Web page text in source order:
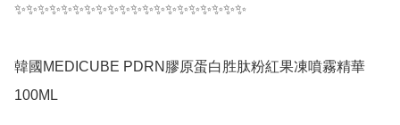
✨✨✨✨✨✨✨✨✨✨✨✨✨✨✨✨✨✨✨✨
韓國MEDICUBE PDRN膠原蛋白胜肽粉紅果凍噴霧精華
100ML